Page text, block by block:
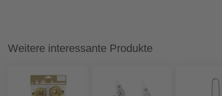
Weitere interessante Produkte